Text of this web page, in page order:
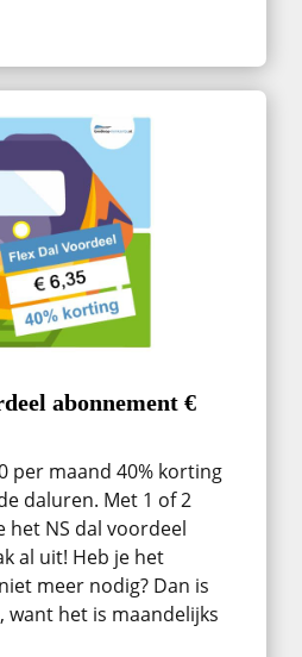
abonnement €
per maand 40% korting
daluren. Met 1 of 2
het NS dal voordeel
al uit! Heb je het
meer nodig? Dan is
want het is maandelijks